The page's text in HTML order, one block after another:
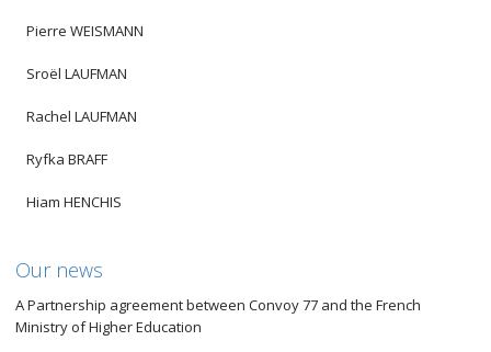
Pierre WEISMANN
Sroël LAUFMAN
Rachel LAUFMAN
Ryfka BRAFF
Hiam HENCHIS
Our news
A Partnership agreement between Convoy 77 and the French
Ministry of Higher Education